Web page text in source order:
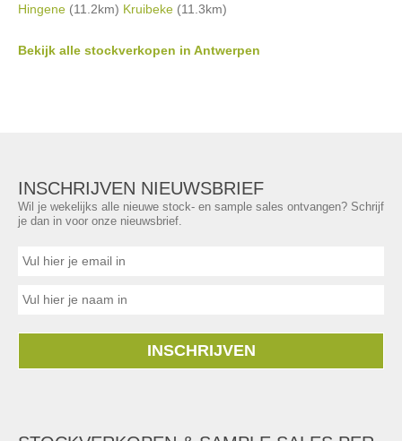
Hingene (11.2km) Kruibeke (11.3km)
Bekijk alle stockverkopen in Antwerpen
INSCHRIJVEN NIEUWSBRIEF
Wil je wekelijks alle nieuwe stock- en sample sales ontvangen? Schrijf
je dan in voor onze nieuwsbrief.
INSCHRIJVEN